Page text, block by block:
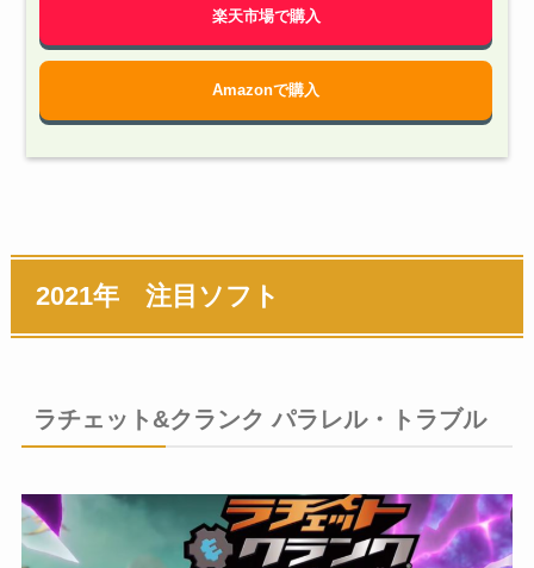
楽天市場で購入
Amazonで購入
2021年 注目ソフト
ラチェット&クランク パラレル・トラブル